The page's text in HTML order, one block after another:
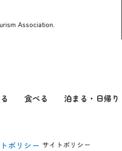
Association.
食べる 泊まる・日帰り
サイトポリシー